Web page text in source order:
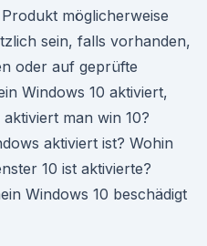
möglicherweise
sein, falls vorhanden,
oder auf geprüfte
Windows 10 aktiviert,
man win 10?
aktiviert ist? Wohin
10 ist aktivierte?
Windows 10 beschädigt